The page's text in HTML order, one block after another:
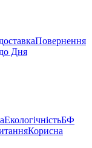
Повернення
Дня
ЕкологічністьБФ
Корисна